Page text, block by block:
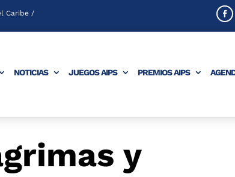
Caribe /
NOTICIAS JUEGOS AIPS PREMIOS AIPS
y